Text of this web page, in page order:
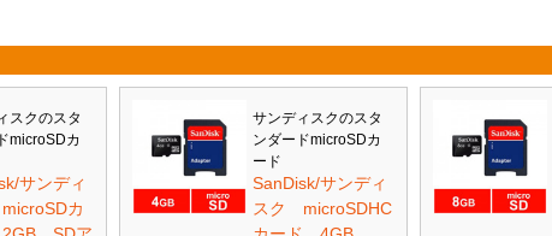
スクのスタ
microSDカ
サンディ
カ
サンディスクのスタ
ンダードmicroSDカ
ード
SanDisk/サンディ
スク microSDHC